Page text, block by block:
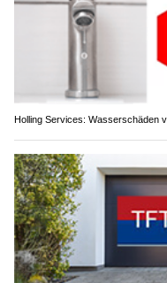
Holling Services: Wasserschäden